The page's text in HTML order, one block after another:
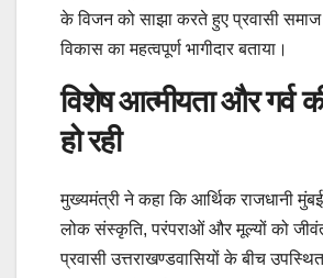
के विजन को साझा करते हुए प्रवासी
विकास का महत्वपूर्ण भागीदार बताया।
विशेष आत्मीयता और गर्व
हो रही
मुख्यमंत्री ने कहा कि आर्थिक राजधानी
लोक संस्कृति, परंपराओं और मूल्यों को
प्रवासी उत्तराखण्डवासियों के बीच